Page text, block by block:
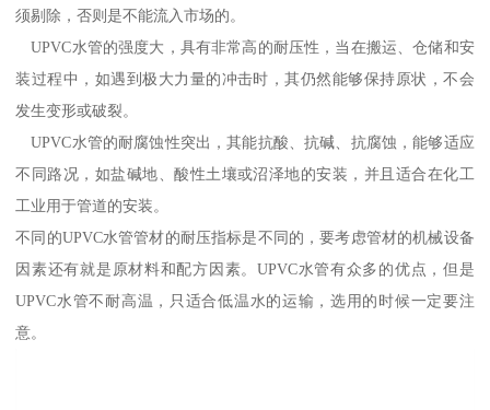
须剔除，否则是不能流入市场的。
UPVC水管的强度大，具有非常高的耐压性，当在搬运、仓储和安
装过程中，如遇到极大力量的冲击时，其仍然能够保持原状，不会
发生变形或破裂。
UPVC水管的耐腐蚀性突出，其能抗酸、抗碱、抗腐蚀，能够适应
不同路况，如盐碱地、酸性土壤或沼泽地的安装，并且适合在化工
工业用于管道的安装。
不同的UPVC水管管材的耐压指标是不同的，要考虑管材的机械设备
因素还有就是原材料和配方因素。UPVC水管有众多的优点，但是
UPVC水管不耐高温，只适合低温水的运输，选用的时候一定要注
意。